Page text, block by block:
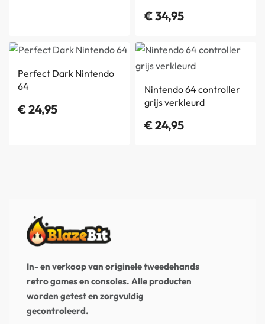
€34,95
Perfect Dark Nintendo
64
€24,95
Nintendo 64 controller
grijs verkleurd
€24,95
In- en verkoop van originele tweedehands
retro games en consoles. Alle producten
worden getest en zorgvuldig
gecontroleerd.